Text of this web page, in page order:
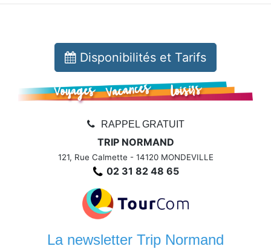
Disponibilités et Tarifs
RAPPEL GRATUIT
TRIP NORMAND
121, Rue Calmette - 14120 MONDEVILLE
02 31 82 48 65
La newsletter Trip Normand